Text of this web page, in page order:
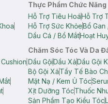
Thực Phẩm Chức Năng
Hỗ Trợ Tiêu HoáHỗ Trợ
Hỗ Trợ Sức KhỏeBổ Gan
Dầu Cá / Bổ MắtHoạt
Chăm Sóc Tóc Và Da
Dầu GộiDầu XảDầu Gội
Bộ Gội XảTẩy Tế Bào
Mặt Nạ / Kem Ủ Tóc
Xịt Dưỡng TócThuốc
Sản Phẩm Tạo Kiểu Tóc